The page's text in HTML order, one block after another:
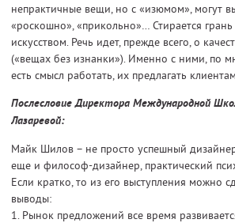
непрактичные вещи, но с «изюмом», могут
«роскошно», «прикольно»… Стирается
искусством. Речь идет, прежде всего, о
(«вещах без изнанки»). Именно с ними, по
есть смысл работать, их предлагать
Послесловие Директора Международной
Лазаревой:
Майк Шилов – не просто успешный
еще и философ-дизайнер, практический
Если кратко, то из его выступления можно
выводы:
1. Рынок предложений все время